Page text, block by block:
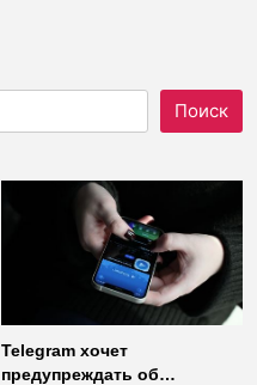
Поиск
Telegram хочет
предупреждать об